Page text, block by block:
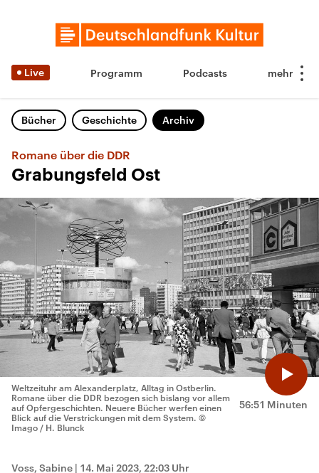
Live Programm Podcasts
Bücher Geschichte Archiv
Romane über die DDR
Grabungsfeld Ost
56:51 Minuten
Weltzeituhr am Alexanderplatz, Alltag in Ostberlin.
Romane über die DDR bezogen sich bislang vor allem
auf Opfergeschichten. Neuere Bücher werfen einen
Blick auf die Verstrickungen mit dem System. ©
Imago / H. Blunck
Voss, Sabine | 14. Mai 2023, 22:03 Uhr